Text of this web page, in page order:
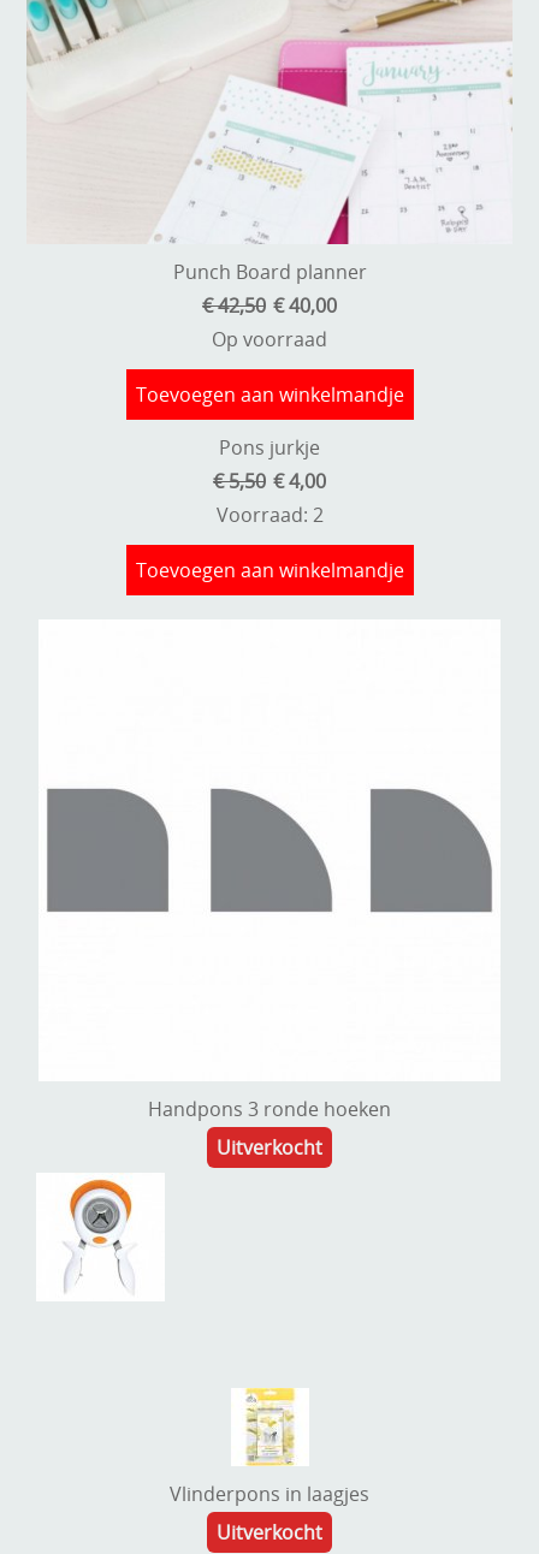
Punch Board planner
€ 42,50 € 40,00
Op voorraad
Toevoegen aan winkelmandje
Pons jurkje
€ 5,50 € 4,00
Voorraad: 2
Toevoegen aan winkelmandje
Handpons 3 ronde hoeken
Uitverkocht
Vlinderpons in laagjes
Uitverkocht